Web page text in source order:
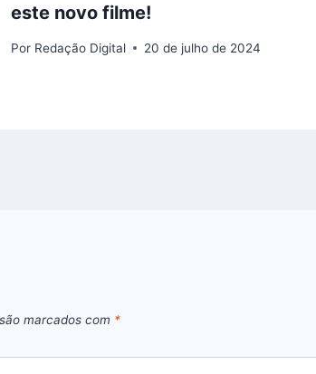
este novo filme!
Por Redação Digital 20 de julho de 2024
marcados com *